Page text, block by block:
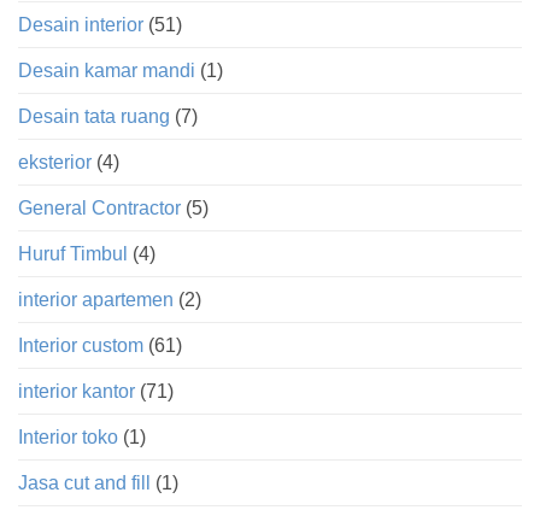
Desain interior (51)
Desain kamar mandi (1)
Desain tata ruang (7)
eksterior (4)
General Contractor (5)
Huruf Timbul (4)
interior apartemen (2)
Interior custom (61)
interior kantor (71)
Interior toko (1)
Jasa cut and fill (1)